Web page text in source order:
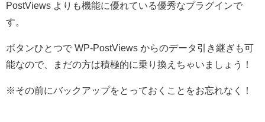
PostViews よりも機能に優れている優秀なプラグインで
す。
ボタンひとつで WP-PostViews からのデータ引き継ぎも可
能なので、まだの方は積極的に乗り換えちゃいましょう！
※その前にバックアップをとっておくことをお忘れなく！